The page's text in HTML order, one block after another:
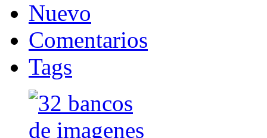
Nuevo
Comentarios
Tags